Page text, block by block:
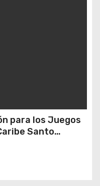
para los Juegos
Santo